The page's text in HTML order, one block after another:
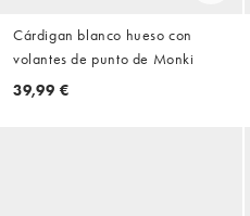
Cárdigan blanco hueso con
volantes de punto de Monki
39,99 €